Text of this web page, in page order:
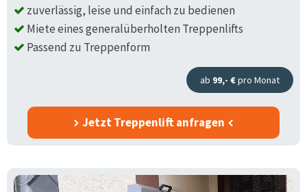
zuverlässig, leise und einfach zu bedienen
Miete eines generalüberholten Treppenlifts
Passend zu Treppenform
ab 99,- €pro Monat
Jetzt Treppenlift anfragen